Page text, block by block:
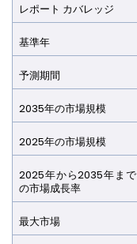
レポート カバレッジ
基準年
予測期間
2035年の市場規模
2025年の市場規模
2025年から2035年まで
の市場成長率
最大市場